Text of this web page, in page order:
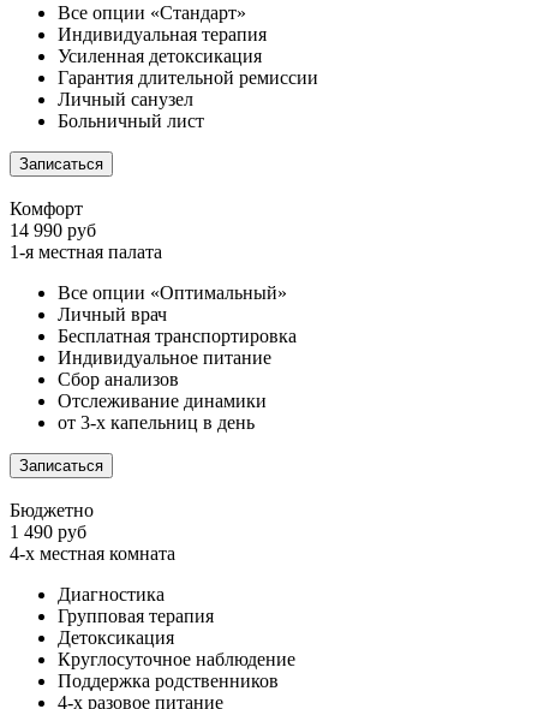
Все опции «Стандарт»
Индивидуальная терапия
Усиленная детоксикация
Гарантия длительной ремиссии
Личный санузел
Больничный лист
Записаться
Комфорт
14 990 руб
1-я местная палата
Все опции «Оптимальный»
Личный врач
Бесплатная транспортировка
Индивидуальное питание
Сбор анализов
Отслеживание динамики
от 3-х капельниц в день
Записаться
Бюджетно
1 490 руб
4-х местная комната
Диагностика
Групповая терапия
Детоксикация
Круглосуточное наблюдение
Поддержка родственников
4-х разовое питание